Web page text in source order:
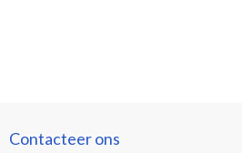
Contacteer ons